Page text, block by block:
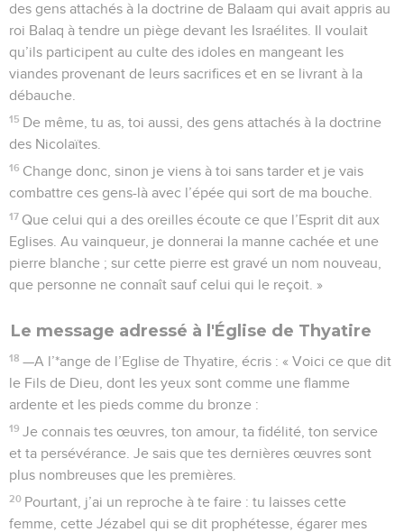
des gens attachés à la doctrine de Balaam qui avait appris au
roi Balaq à tendre un piège devant les Israélites. Il voulait
qu’ils participent au culte des idoles en mangeant les
viandes provenant de leurs sacrifices et en se livrant à la
débauche.
15 De même, tu as, toi aussi, des gens attachés à la doctrine
des Nicolaïtes.
16 Change donc, sinon je viens à toi sans tarder et je vais
combattre ces gens-là avec l’épée qui sort de ma bouche.
17 Que celui qui a des oreilles écoute ce que l’Esprit dit aux
Eglises. Au vainqueur, je donnerai la manne cachée et une
pierre blanche ; sur cette pierre est gravé un nom nouveau,
que personne ne connaît sauf celui qui le reçoit. »
Le message adressé à l'Église de Thyatire
18 —A l’*ange de l’Eglise de Thyatire, écris : « Voici ce que dit
le Fils de Dieu, dont les yeux sont comme une flamme
ardente et les pieds comme du bronze :
19 Je connais tes œuvres, ton amour, ta fidélité, ton service
et ta persévérance. Je sais que tes dernières œuvres sont
plus nombreuses que les premières.
20 Pourtant, j’ai un reproche à te faire : tu laisses cette
femme, cette Jézabel qui se dit prophétesse, égarer mes